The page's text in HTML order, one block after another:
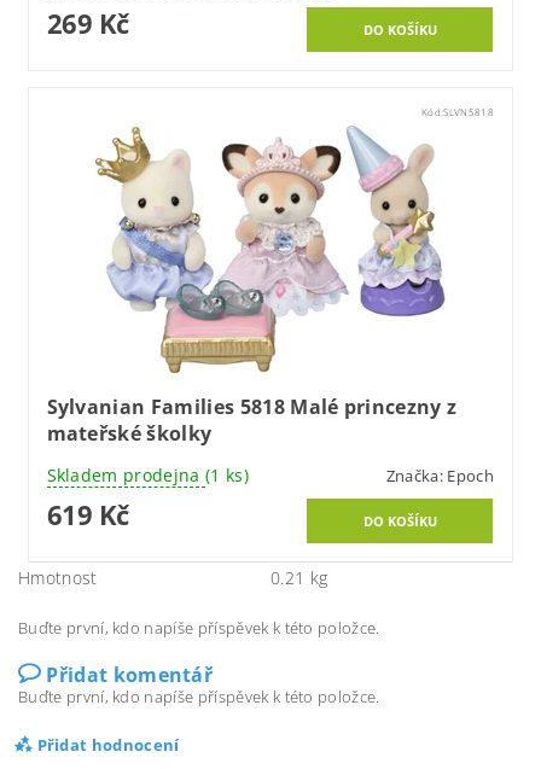
269 Kč
Kód:SLVN5818
Sylvanian Families 5818 Malé princezny z
mateřské školky
Skladem prodejna (1 ks) Značka: Epoch
619 Kč
Hmotnost 0.21 kg
Buďte první, kdo napíše příspěvek k této položce.
Přidat komentář
Buďte první, kdo napíše příspěvek k této položce.
Přidat hodnocení